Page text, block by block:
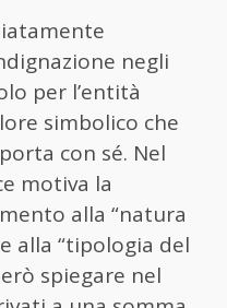
negli
per l’entità
simbolico che
con sé. Nel
motiva la
alla “natura
alla “tipologia del
spiegare nel